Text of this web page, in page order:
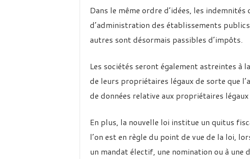
Dans le même ordre d’idées, les
d’administration des établissements
autres sont désormais passibles d’impôts.
Les sociétés seront également astreintes
de leurs propriétaires légaux de sorte que
de données relative aux propriétaires
En plus, la nouvelle loi institue un quitus
l’on est en règle du point de vue de la loi,
un mandat électif, une nomination ou à une